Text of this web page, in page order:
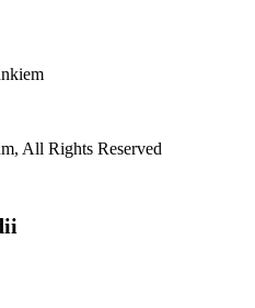
All Rights Reserved